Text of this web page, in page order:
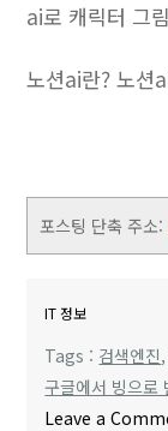
ai로 캐릭터 그
노션ai란? 노션
포스팅 단축 주소:
IT 정보
Tags : 검색엔진,
구글에서 빙으로
Leave a